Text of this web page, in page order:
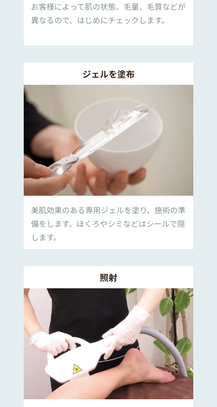
お客様によって肌の状態、毛量、毛質などが
異なるので、はじめにチェックします。
ジェルを塗布
美肌効果のある専用ジェルを塗り、施術の準
備をします。ほくろやシミなどはシールで隠
します。
照射